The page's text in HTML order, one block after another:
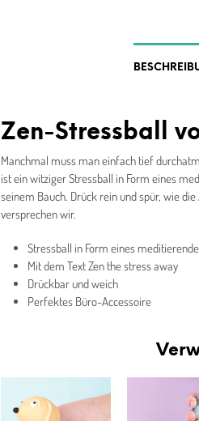
Zen-Stressball
Manchmal muss man einfach tief
ist ein witziger Stressball in Form eines
seinem Bauch. Drück rein und spür, wie
versprechen wir.
Stressball in Form eines
Mit dem Text Zen the stress away
Drückbar und weich
Perfektes Büro-Accessoire